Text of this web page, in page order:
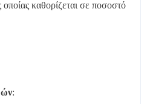
καθορίζεται σε ποσοστό
: